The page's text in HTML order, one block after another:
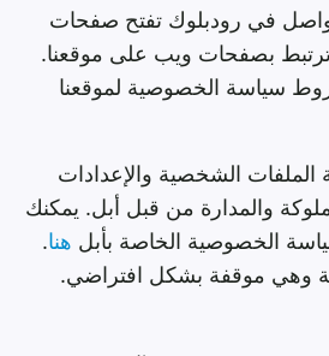
في رودبلوك تفتح صفحات
بصفحات ويب على موقعنا.
سياسة الخصوصية لموقعنا
الملفات الشخصية والإعدادات
والمدارة من قبل أبل. يمكنك
الخصوصية الخاصة بأبل هنا.
وهي موقفة بشكل افتراضي.